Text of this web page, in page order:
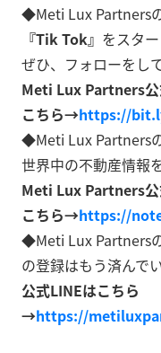
◆Meti Lux Partners
『Tik Tok』 をスタ
ぜひ、フォローをし
Meti Lux Partners
こちら→https://
◆Meti Lux Partners
世界中の不動産情報
Meti Lux Partners
こちら→https://
◆Meti Lux Partners
の登録はもう済んで
公式LINEはこちら
→https://